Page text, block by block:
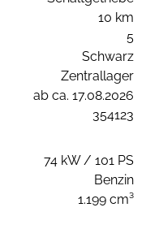
10 km
5
Schwarz
Zentrallager
ab ca. 17.08.2026
354123
74 kW / 101 PS
Benzin
1.199 cm³